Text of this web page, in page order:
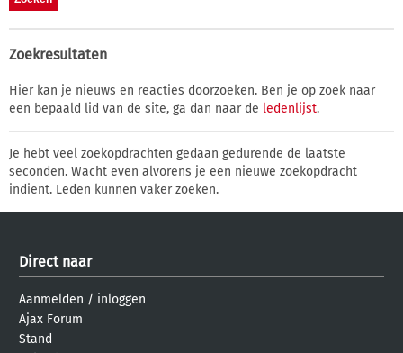
Zoekresultaten
Hier kan je nieuws en reacties doorzoeken. Ben je op zoek naar
een bepaald lid van de site, ga dan naar de ledenlijst.
Je hebt veel zoekopdrachten gedaan gedurende de laatste
seconden. Wacht even alvorens je een nieuwe zoekopdracht
indient. Leden kunnen vaker zoeken.
Direct naar
Aanmelden / inloggen
Ajax Forum
Stand